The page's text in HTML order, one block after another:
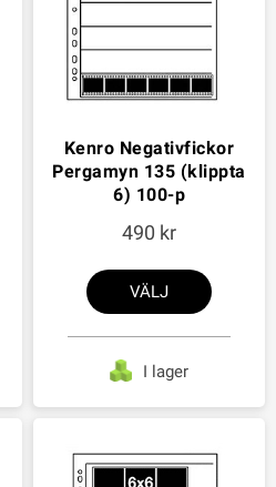
Kenro Negativfickor
Pergamyn 135 (klippta
6) 100-p
490
VÄLJ
I lager